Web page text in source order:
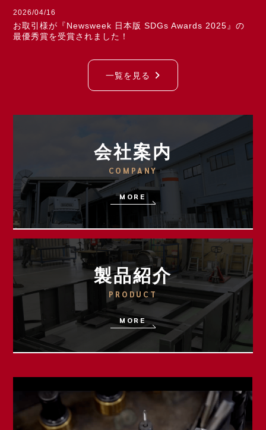
2026/04/16
お取引様が『Newsweek 日本版 SDGs Awards 2025』の
最優秀賞を受賞されました！
一覧を見る
会社案内
COMPANY
MORE
製品紹介
PRODUCT
MORE